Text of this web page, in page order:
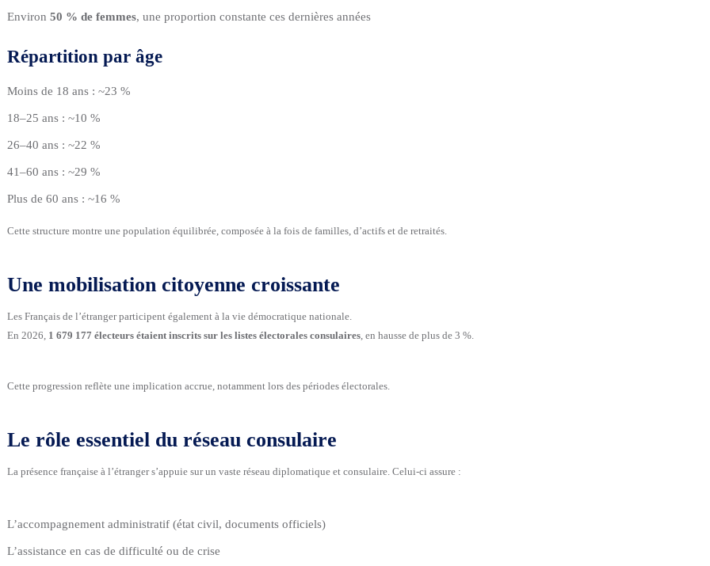
Environ 50 % de femmes, une proportion constante ces dernières années
Répartition par âge
Moins de 18 ans : ~23 %
18–25 ans : ~10 %
26–40 ans : ~22 %
41–60 ans : ~29 %
Plus de 60 ans : ~16 %
Cette structure montre une population équilibrée, composée à la fois de familles, d’actifs et de retraités.
Une mobilisation citoyenne croissante
Les Français de l’étranger participent également à la vie démocratique nationale.
En 2026, 1 679 177 électeurs étaient inscrits sur les listes électorales consulaires , en hausse de plus de 3 %.
Cette progression reflète une implication accrue, notamment lors des périodes électorales.
Le rôle essentiel du réseau consulaire
La présence française à l’étranger s’appuie sur un vaste réseau diplomatique et consulaire. Celui-ci assure :
L’accompagnement administratif (état civil, documents officiels)
L’assistance en cas de difficulté ou de crise